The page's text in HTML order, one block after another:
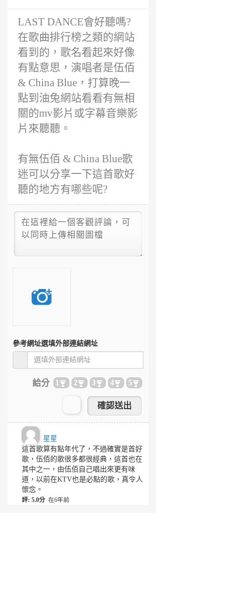
LAST DANCE會好聽嗎?
在歌曲排行榜之類的網站
看到的，歌名看起來好像
有點意思，演唱者是伍佰
& China Blue，打算晚一
點到油兔網站看看有無相
關的mv影片或字幕音樂影
片來聽聽。
有無伍佰 & China Blue歌
迷可以分享一下這首歌好
聽的地方有哪些呢?
參考網址選填外部連結網址
給分 1 2 3 4 5
星星
這首歌算有點年代了，不過確實是首好
歌，伍佰的歌很多都很經典，這首也在
其中之一，由伍佰自己唱出來更有味
道，以前在KTV也是必點的歌，真令人
懷念。
評: 5.0分 在6年前